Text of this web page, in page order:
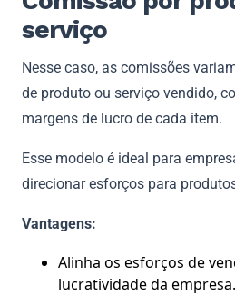
serviço
Nesse caso, as comissões
de produto ou serviço vendido,
margens de lucro de cada item.
Esse modelo é ideal para
direcionar esforços para
Vantagens:
Alinha os esforços de
lucratividade da empresa.